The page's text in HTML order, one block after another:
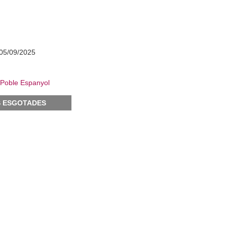
09/2025
Espanyol
ESGOTADES